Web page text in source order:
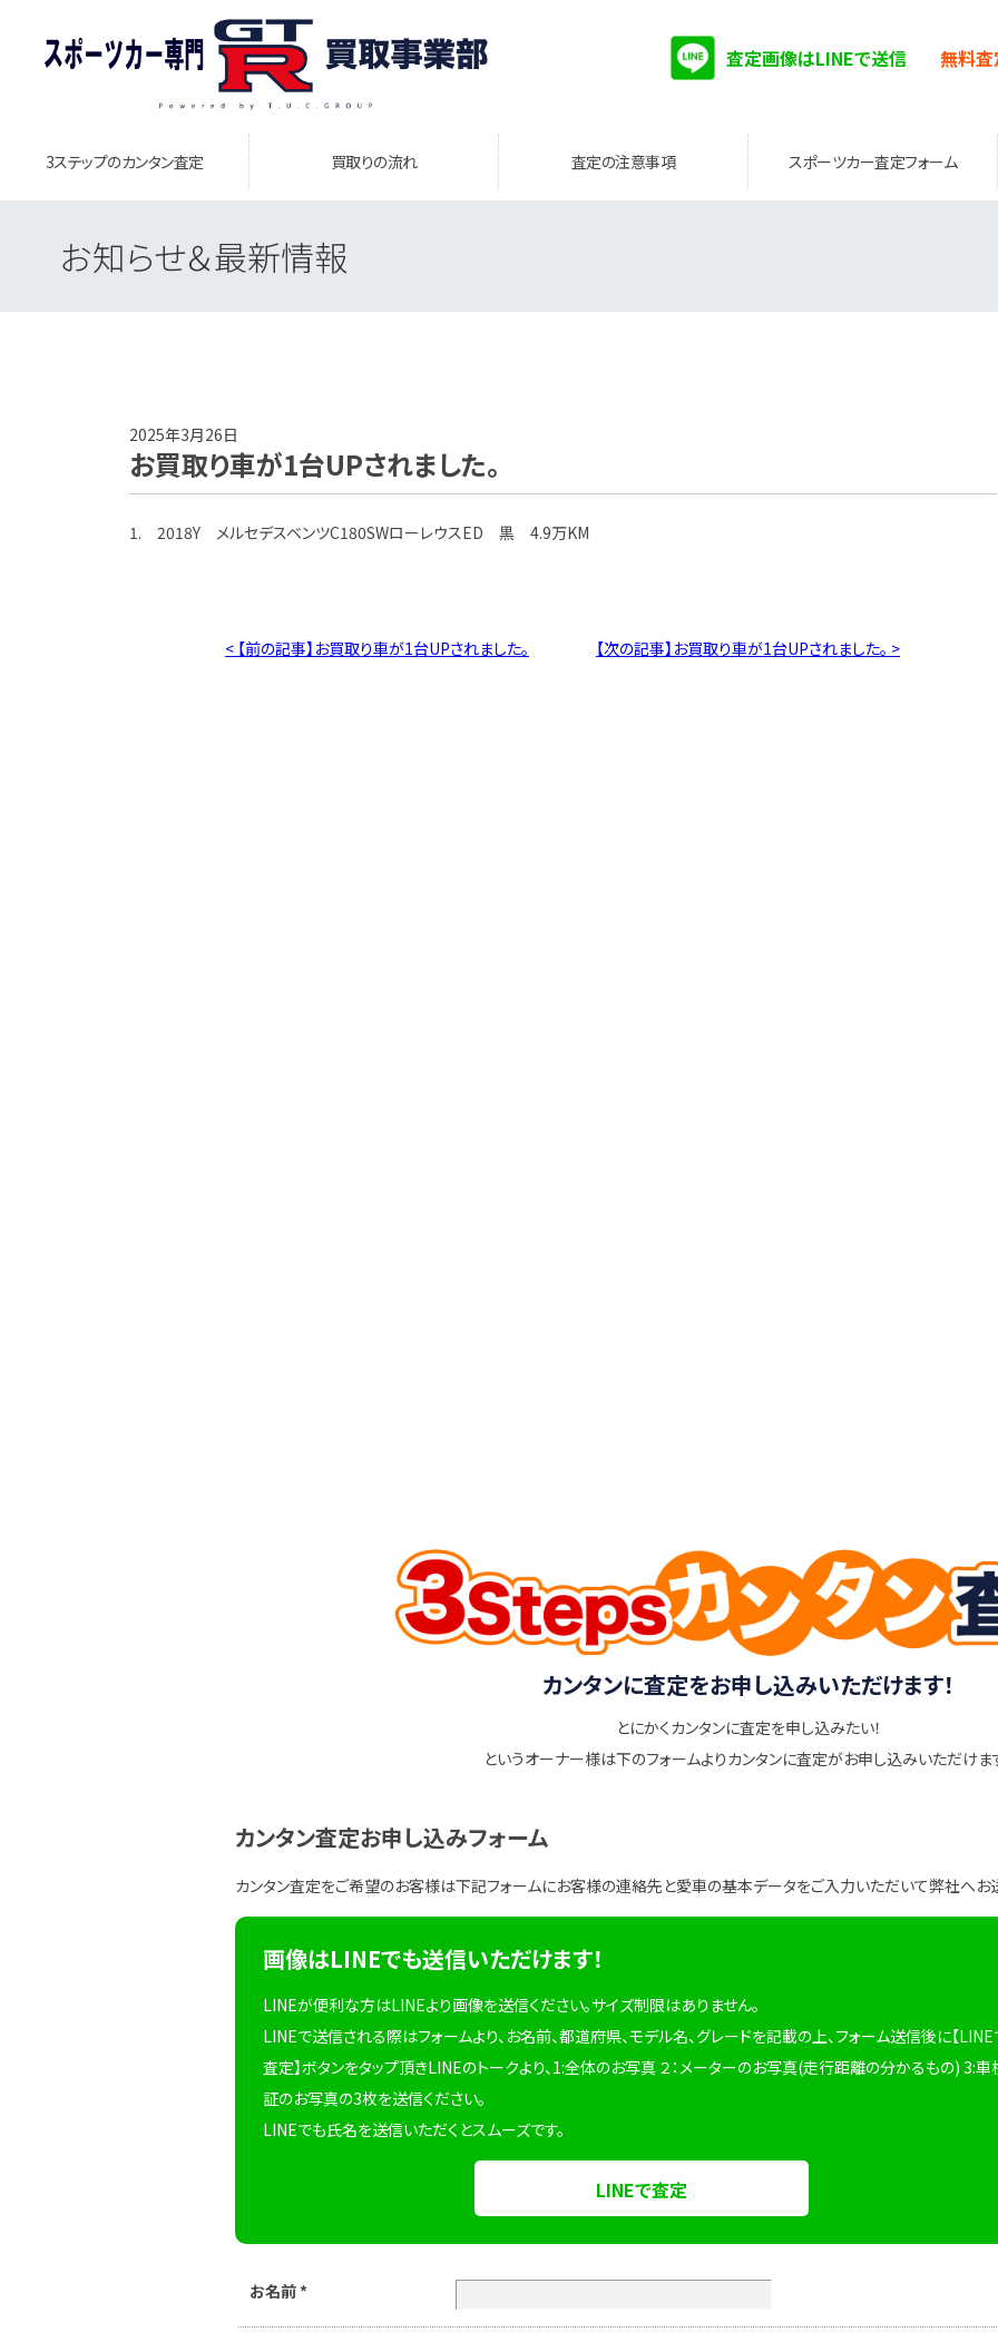
査定画像はLINEで送信 無料査
3ステップのカンタン査定 買取りの流れ 査定の注意事項 スポーツカー査定フォーム
お知らせ＆最新情報
2025年3月26日
お買取り車が1台UPされました。
1. 2018Y メルセデスベンツC180SWローレウスED 黒 4.9万KM
< 【前の記事】お買取り車が1台UPされました。 【次の記事】お買取り車が1台UPされました。 >
カンタンに査定をお申し込みいただけます！
とにかくカンタンに査定を申し込みたい！
というオーナー様は下のフォームよりカンタンに査定がお申し込みいただけま
カンタン査定お申し込みフォーム
カンタン査定をご希望のお客様は下記フォームにお客様の連絡先と愛車の基本データをご入力いただいて弊社へお
画像はLINEでも送信いただけます！
LINEが便利な方はLINEより画像を送信ください。サイズ制限はありません。
LINEで送信される際はフォームより、お名前、都道府県、モデル名、グレードを記載の上、フォーム送信後に【LINE
査定】ボタンをタップ頂きLINEのトークより、1:全体のお写真 ２：メーターのお写真(走行距離の分かるもの) 3:車
証のお写真の3枚を送信ください。
LINEでも氏名を送信いただくとスムーズです。
LINEで査定
お名前 *